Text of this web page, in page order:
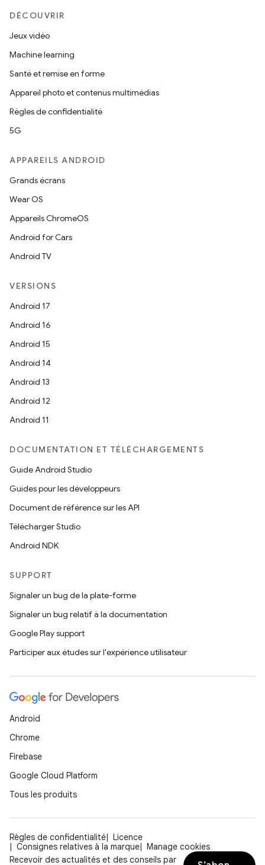
DÉCOUVRIR
Jeux vidéo
Machine learning
Santé et remise en forme
Appareil photo et contenus multimédias
Règles de confidentialité
5G
APPAREILS ANDROID
Grands écrans
Wear OS
Appareils ChromeOS
Android for Cars
Android TV
VERSIONS
Android 17
Android 16
Android 15
Android 14
Android 13
Android 12
Android 11
DOCUMENTATION ET TÉLÉCHARGEMENTS
Guide Android Studio
Guides pour les développeurs
Document de référence sur les API
Télécharger Studio
Android NDK
SUPPORT
Signaler un bug de la plate-forme
Signaler un bug relatif à la documentation
Google Play support
Participer aux études sur l'expérience utilisateur
Android
Chrome
Firebase
Google Cloud Platform
Tous les produits
Règles de confidentialité
Licence
Consignes relatives à la marque
Manage cookies
Recevoir des actualités et des conseils par